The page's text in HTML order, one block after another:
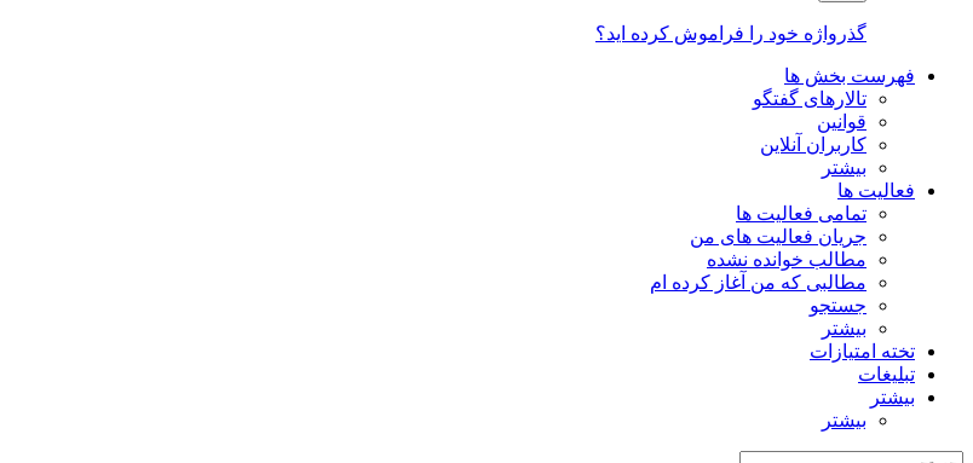
گذرواژه خود را فراموش کرده اید؟
فهرست بخش ها
تالارهای گفتگو
قوانین
کاربران آنلاین
بیشتر
فعالیت ها
تمامی فعالیت ها
جریان فعالیت های من
مطالب خوانده نشده
مطالبی که من آغاز کرده ام
جستجو
بیشتر
تخته امتیازات
تبلیغات
بیشتر
بیشتر